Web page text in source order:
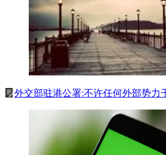
外交部驻港公署:不许任何外部势力